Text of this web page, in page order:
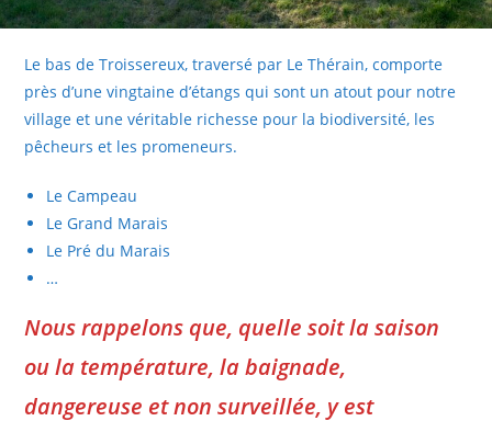
Le bas de Troissereux, traversé par Le Thérain, comporte
près d’une vingtaine d’étangs qui sont un atout pour notre
village et une véritable richesse pour la biodiversité, les
pêcheurs et les promeneurs.
Le Campeau
Le Grand Marais
Le Pré du Marais
…
Nous rappelons que, quelle soit la saison
ou la température, la baignade,
dangereuse et non surveillée, y est